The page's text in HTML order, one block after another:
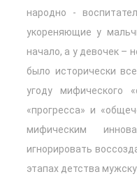
народно -
укореняющие у
начало, а у девочек –
было исторически
угоду мифического
«прогресса» и
мифическим
игнорировать
этапах детства